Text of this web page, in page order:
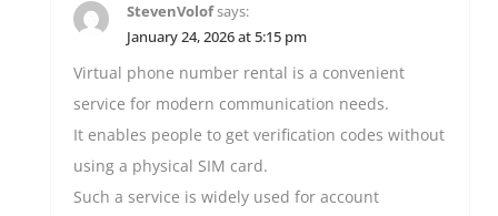
StevenVolofsays:
January 24, 2026 at 5:15 pm
Virtual phone number rental is a convenient
service for modern communication needs.
It enables people to get verification codes without
using a physical SIM card.
Such a service is widely used for account